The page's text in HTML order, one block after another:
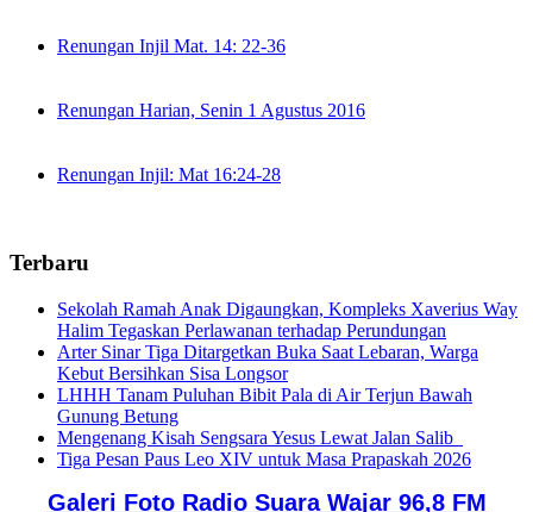
Renungan Injil Mat. 14: 22-36
Renungan Harian, Senin 1 Agustus 2016
Renungan Injil: Mat 16:24-28
Terbaru
Sekolah Ramah Anak Digaungkan, Kompleks Xaverius Way
Halim Tegaskan Perlawanan terhadap Perundungan
Arter Sinar Tiga Ditargetkan Buka Saat Lebaran, Warga
Kebut Bersihkan Sisa Longsor
LHHH Tanam Puluhan Bibit Pala di Air Terjun Bawah
Gunung Betung
Mengenang Kisah Sengsara Yesus Lewat Jalan Salib
Tiga Pesan Paus Leo XIV untuk Masa Prapaskah 2026
Galeri Foto Radio Suara Wajar 96,8 FM